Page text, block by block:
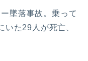
墜落事故。乗って
いた29人が死亡、